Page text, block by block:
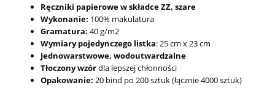
Ręczniki papierowe w składce ZZ, szare
Wykonanie: 100% makulatura
Gramatura: 40 g/m2
Wymiary pojedynczego listka: 25 cm x 23 cm
Jednowarstwowe, wodoutwardzalne
Tłoczony wzórdla lepszej chłonności
Opakowanie: 20 bind po 200 sztuk (łącznie 4000 sztuk)